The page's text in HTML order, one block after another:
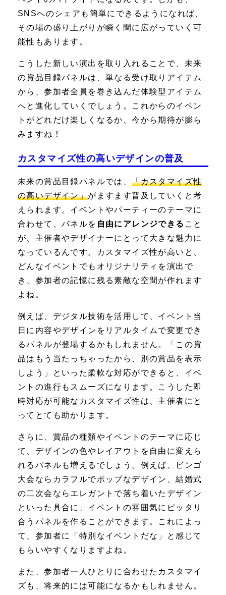
SNSへのシェアも簡単にできるようになれば、
その場の盛り上がりが瞬く間に広がっていく可
能性もあります。
こうした新しい演出を取り入れることで、未来
の賞品目録パネルは、単なる受け取りアイテム
から、参加者全員を巻き込んだ体験型アイテム
へと進化していくでしょう。これからのイベン
トがどれだけ楽しくなるか、今から期待が膨ら
みますね！
カスタマイズ性の高いデザインの普及
未来の賞品目録パネルでは、「カスタマイズ性
の高いデザイン」がますます普及していくと考
えられます。イベントやパーティーのテーマに
合わせて、パネルを 自由にアレンジできる こと
が、主催者やデザイナーにとって大きな魅力に
なっているんです。カスタマイズ性が高いと、
どんなイベントでもオリジナリティを演出で
き、参加者の記憶に残る素敵な空間が作れます
よね。
例えば、デジタル技術を活用して、イベント当
日に内容やデザインをリアルタイムで変更でき
るパネルが登場するかもしれません。「この賞
品はもう当たっちゃったから、別の賞品を表示
しよう」といった柔軟な対応ができると、イベ
ントの進行もスムーズになります。こうした即
時対応が可能なカスタマイズ性は、主催者にと
ってとても助かります。
さらに、賞品の種類やイベントのテーマに応じ
て、デザインの色やレイアウトを自由に変えら
れるパネルも増えるでしょう。例えば、ビンゴ
大会ならカラフルでポップなデザイン、結婚式
の二次会ならエレガントで落ち着いたデザイン
といった具合に、イベントの雰囲気にピッタリ
合うパネルを作ることができます。これによっ
て、参加者に「特別なイベントだな」と感じて
もらいやすくなりますよね。
また、参加者一人ひとりに合わせたカスタマイ
ズも、将来的には可能になるかもしれません。